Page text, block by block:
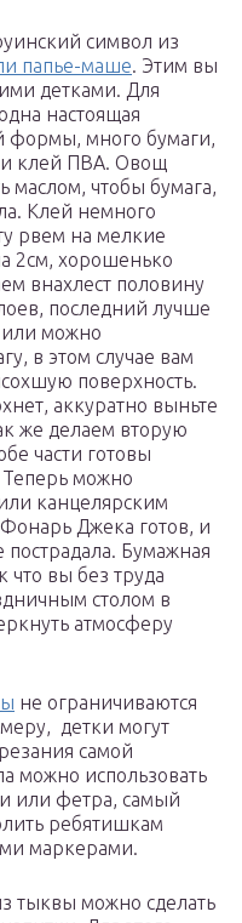
символ из
папье-маше. Этим вы
детками. Для
настоящая
формы, много бумаги,
и клей ПВА. Овощ
маслом, чтобы бумага,
Клей немного
рвем на мелкие
2см, хорошенько
внахлест половину
последний лучше
или можно
в этом случае вам
поверхность.
аккуратно выньте
же делаем вторую
части готовы
можно
канцелярским
Джека готов, и
Бумажная
что вы без труда
столом в
атмосферу
не ограничиваются
детки могут
самой
можно использовать
или фетра, самый
ребятишкам
маркерами.
тыквы можно сделать